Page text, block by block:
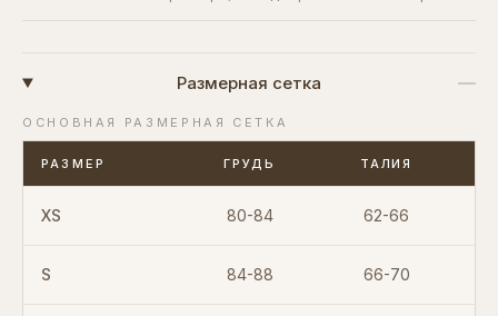
Размерная сетка
ОСНОВНАЯ РАЗМЕРНАЯ СЕТКА
РАЗМЕР ГРУДЬ ТАЛИЯ
XS 80-84 62-66
S 84-88 66-70